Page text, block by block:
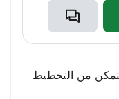
من التخطيط